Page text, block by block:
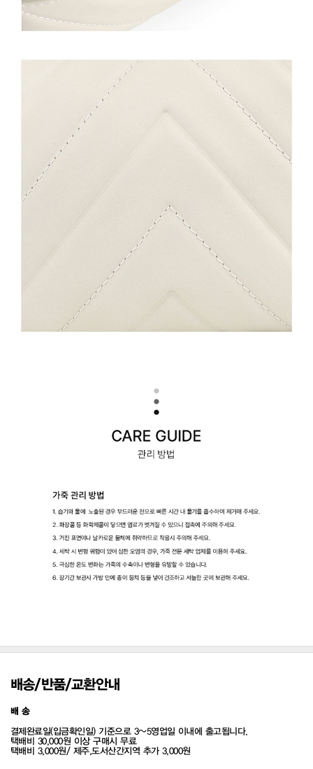
배송/반품/교환안내
배 송
결제완료일(입금확인일) 기준으로 3~5영업일 이내에 출고됩니다.
택배비 30,000원 이상 구매시 무료
택배비 3,000원/ 제주,도서산간지역 추가 3,000원